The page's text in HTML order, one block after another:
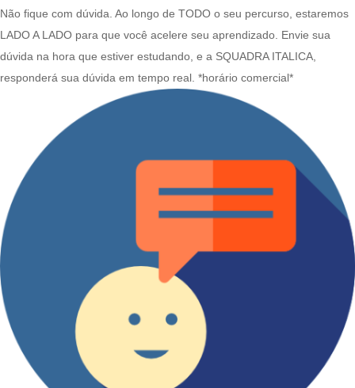
Não fique com dúvida. Ao longo de TODO o seu percurso, estaremos
LADO A LADO para que você acelere seu aprendizado. Envie sua
dúvida na hora que estiver estudando, e a SQUADRA ITALICA,
responderá sua dúvida em tempo real. *horário comercial*